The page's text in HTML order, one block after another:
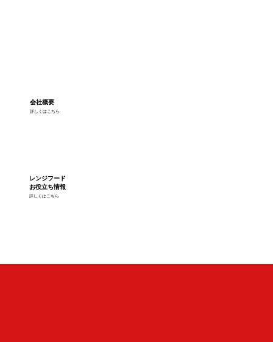
詳しくはこちら
会社概要
詳しくはこちら
レンジフード
お役立ち情報